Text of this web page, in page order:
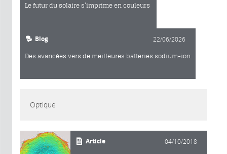
Le futur du solaire s’imprime en couleurs
Blog 22/06/2026
Des avancées vers de meilleures batteries sodium-ion
Optique
Article 04/10/2018